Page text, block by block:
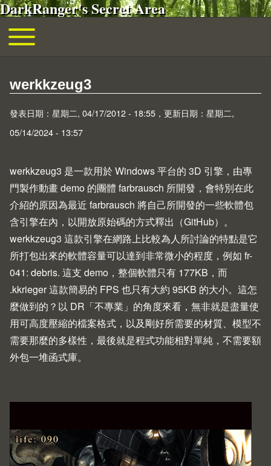
移至主內容
DarkRanger's Secret Area
主導覽
Toggle main menu
werkkzeug3
發表日期：星期二, 04/17/2012 - 18:55，更新日期：星期二,
05/14/2024 - 13:57
werkkzeug3 是一款用於 Windows 平台的 3D 引擎，由專
門製作動畫 demo 的團體 farbrausch 所開發，會特別在此
介紹的原因為最近 farbrausch 將自己所開發的一些軟體包
含引擎在內，以開放原始碼的方式釋出（GitHub）。
werkkzeug3 這款引擎在網路上比較為人所討論的特點是它
所打包出來的軟體容量可以達到非常微小的程度，例如 fr-
041: debris. 這支 demo，整個軟體只有 177KB，而
.kkrieger這款簡易的 FPS 也只有大約 95KB 的大小。這怎
麼做到的？以 DR「不專業」的角度來看，無非就是盡量使
用可高度壓縮的檔案格式，以及剛好所需要的材質、模型不
需要那麼的多樣性，最後就是程式功能相對單純，不需要額
外包一堆函式庫。